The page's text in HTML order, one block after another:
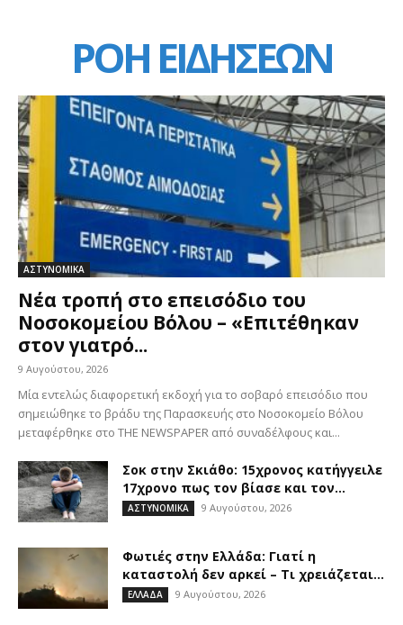
ΡΟΗ ΕΙΔΗΣΕΩΝ
ΑΣΤΥΝΟΜΙΚΑ
Νέα τροπή στο επεισόδιο του
Νοσοκομείου Βόλου – «Επιτέθηκαν
στον γιατρό...
9 Αυγούστου, 2026
Μία εντελώς διαφορετική εκδοχή για το σοβαρό επεισόδιο που
σημειώθηκε το βράδυ της Παρασκευής στο Νοσοκομείο Βόλου
μεταφέρθηκε στο THE NEWSPAPER από συναδέλφους και...
Σοκ στην Σκιάθο: 15χρονος κατήγγειλε
17χρονο πως τον βίασε και τον...
ΑΣΤΥΝΟΜΙΚΑ 9 Αυγούστου, 2026
Φωτιές στην Ελλάδα: Γιατί η
καταστολή δεν αρκεί – Τι χρειάζεται...
ΕΛΛΑΔΑ 9 Αυγούστου, 2026